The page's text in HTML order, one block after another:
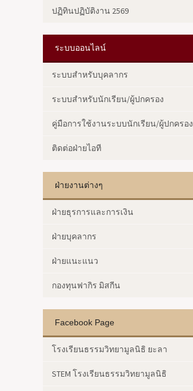
ปฏิทินปฏิบัติงาน 2569
ระบบออนไลน์
ระบบสำหรับบุคลากร
ระบบสำหรับนักเรียน/ผู้ปกครอง
คู่มือการใช้งานระบบนักเรียน/ผู้ปกครอง
ติดต่อฝ่ายไอที
ฝ่ายงานต่างๆ
ฝ่ายธุรการและการเงิน
ฝ่ายบุคลากร
ฝ่ายแนะแนว
กองทุนฟากิร มิสกีน
Facebook Page
โรงเรียนธรรมวิทยามูลนิธิ ยะลา
STEM โรงเรียนธรรมวิทยามูลนิธิ